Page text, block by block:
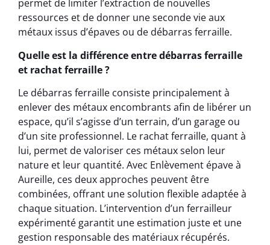
permet de limiter l’extraction de nouvelles
ressources et de donner une seconde vie aux
métaux issus d’épaves ou de débarras ferraille.
Quelle est la différence entre débarras ferraille
et rachat ferraille ?
Le débarras ferraille consiste principalement à
enlever des métaux encombrants afin de libérer un
espace, qu’il s’agisse d’un terrain, d’un garage ou
d’un site professionnel. Le rachat ferraille, quant à
lui, permet de valoriser ces métaux selon leur
nature et leur quantité. Avec Enlèvement épave à
Aureille, ces deux approches peuvent être
combinées, offrant une solution flexible adaptée à
chaque situation. L’intervention d’un ferrailleur
expérimenté garantit une estimation juste et une
gestion responsable des matériaux récupérés.